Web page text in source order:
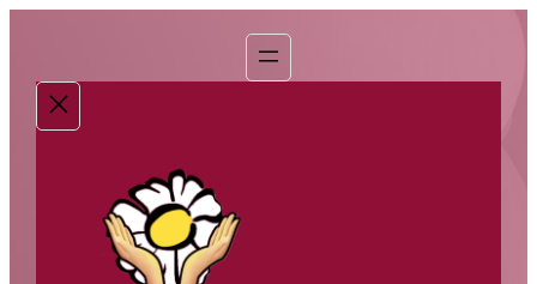
содержимому